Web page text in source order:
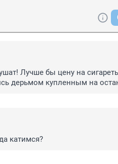
Лучше бы цену на
дерьмом купленным на
катимся?